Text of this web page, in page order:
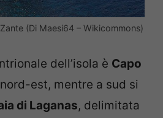
(Di Maesi64 – Wikicommons)
dell’isola è Capo
est, mentre a sud si
di Laganas, delimitata